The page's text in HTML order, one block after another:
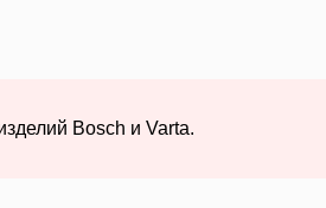
Bosch и Varta.